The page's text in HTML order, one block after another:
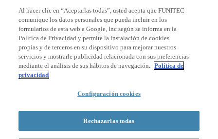
Miembro de
Acreditaciones
© 2026 La Salle Campus Barcelona - URL |
Formulario de búsqueda
Al hacer clic en “Aceptarlas todas”, usted acepta que FUNITEC
comunique los datos personales que pueda incluir en los
formularios de esta web a Google, Inc según se informa en la
Política de Privacidad y permite la instalación de cookies
propias y de terceros en su dispositivo para mejorar nuestros
servicios y mostrarle publicidad relacionada con sus preferencias
mediante el análisis de sus hábitos de navegación. Política de
privacidad
Configuración cookies
Rechazarlas todas